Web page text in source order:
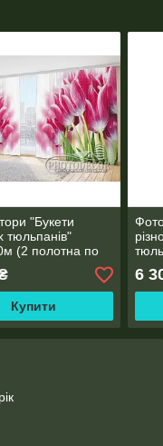
"Букети
тюльпанів"
(2 полотна по
Купити
6